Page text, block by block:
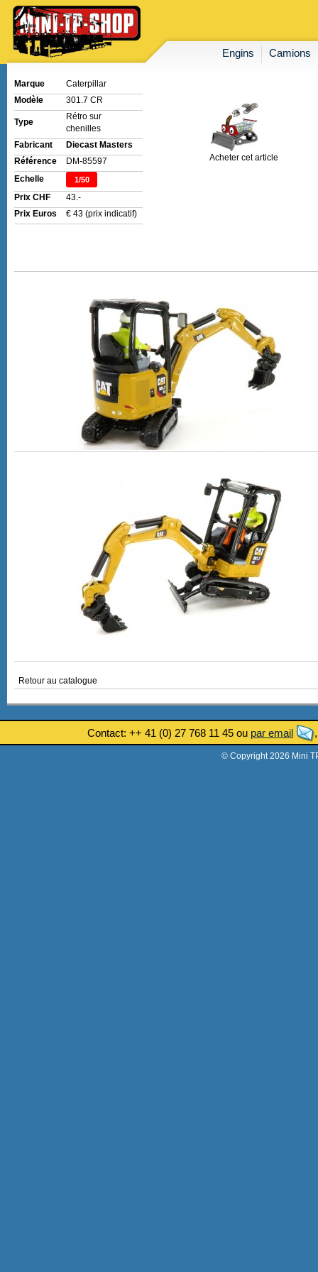
Engins Camions
Marque
Caterpillar
Modèle
301.7 CR
Type
Rétro sur
chenilles
Fabricant
Diecast Masters
Référence
DM-85597
Echelle
1/50
Prix CHF
43.-
Prix Euros
€ 43 (prix indicatif)
Acheter cet article
Retour au catalogue
Contact: ++ 41 (0) 27 768 11 45 ou par email
© Copyright 2026 Mini